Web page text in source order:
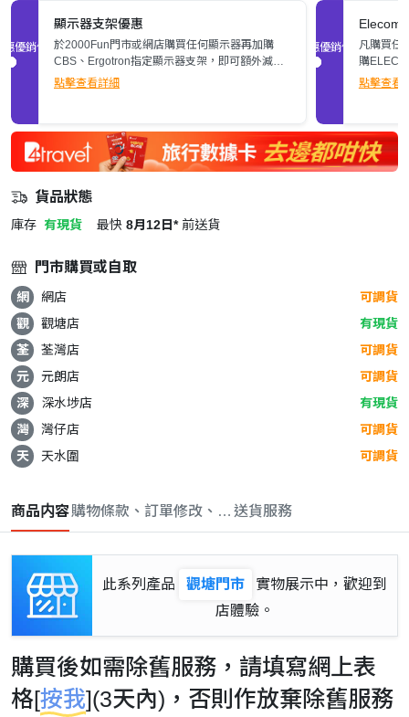
促銷優惠
顯示器支架優惠
於2000Fun門市或網店購買任何顯示器再加購
CBS、Ergotron指定顯示器支架，即可額外減多
$200。立即了解詳情>>
點擊查看詳細
促銷優惠
Elecom
凡購買任
購
張)。
點擊查看
貨品狀態
庫存 有現貨 最快 8月12日* 前送貨
門市購買或自取
網 網店
可調貨
觀
觀塘店
有現貨
荃
荃灣店
可調貨
元
元朗店
可調貨
深
深水埗店
有現貨
灣
灣仔店
可調貨
天
天水圍 可調貨
商品内容購物條款、訂單修改、取消與退款政策
送貨服務
此系列產品 觀塘門市
實物展示中，歡迎到
店體驗。
購買後如需除舊服務，請填寫網上表
格[按我](3天內)，否則作放棄除舊服務